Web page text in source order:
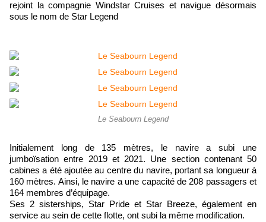
rejoint la compagnie Windstar Cruises et navigue désormais
sous le nom de Star Legend
Le Seabourn Legend
Initialement long de 135 mètres, le navire a subi une
jumboïsation entre 2019 et 2021. Une section contenant 50
cabines a été ajoutée au centre du navire, portant sa longueur à
160 mètres. Ainsi, le navire a une capacité de 208 passagers et
164 membres d’équipage.
Ses 2 sisterships, Star Pride et Star Breeze, également en
service au sein de cette flotte, ont subi la même modification.